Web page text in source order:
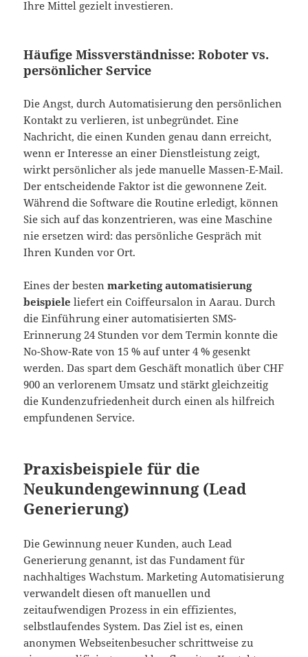
Ihre Mittel gezielt investieren.
Häufige Missverständnisse: Roboter vs.
persönlicher Service
Die Angst, durch Automatisierung den persönlichen
Kontakt zu verlieren, ist unbegründet. Eine
Nachricht, die einen Kunden genau dann erreicht,
wenn er Interesse an einer Dienstleistung zeigt,
wirkt persönlicher als jede manuelle Massen-E-Mail.
Der entscheidende Faktor ist die gewonnene Zeit.
Während die Software die Routine erledigt, können
Sie sich auf das konzentrieren, was eine Maschine
nie ersetzen wird: das persönliche Gespräch mit
Ihren Kunden vor Ort.
Eines der bestenmarketing automatisierung
beispiele liefert ein Coiffeursalon in Aarau. Durch
die Einführung einer automatisierten SMS-
Erinnerung 24 Stunden vor dem Termin konnte die
No-Show-Rate von 15 % auf unter 4 % gesenkt
werden. Das spart dem Geschäft monatlich über CHF
900 an verlorenem Umsatz und stärkt gleichzeitig
die Kundenzufriedenheit durch einen als hilfreich
empfundenen Service.
Praxisbeispiele für die
Neukundengewinnung (Lead
Generierung)
Die Gewinnung neuer Kunden, auch Lead
Generierung genannt, ist das Fundament für
nachhaltiges Wachstum. Marketing Automatisierung
verwandelt diesen oft manuellen und
zeitaufwendigen Prozess in ein effizientes,
selbstlaufendes System. Das Ziel ist es, einen
anonymen Webseitenbesucher schrittweise zu